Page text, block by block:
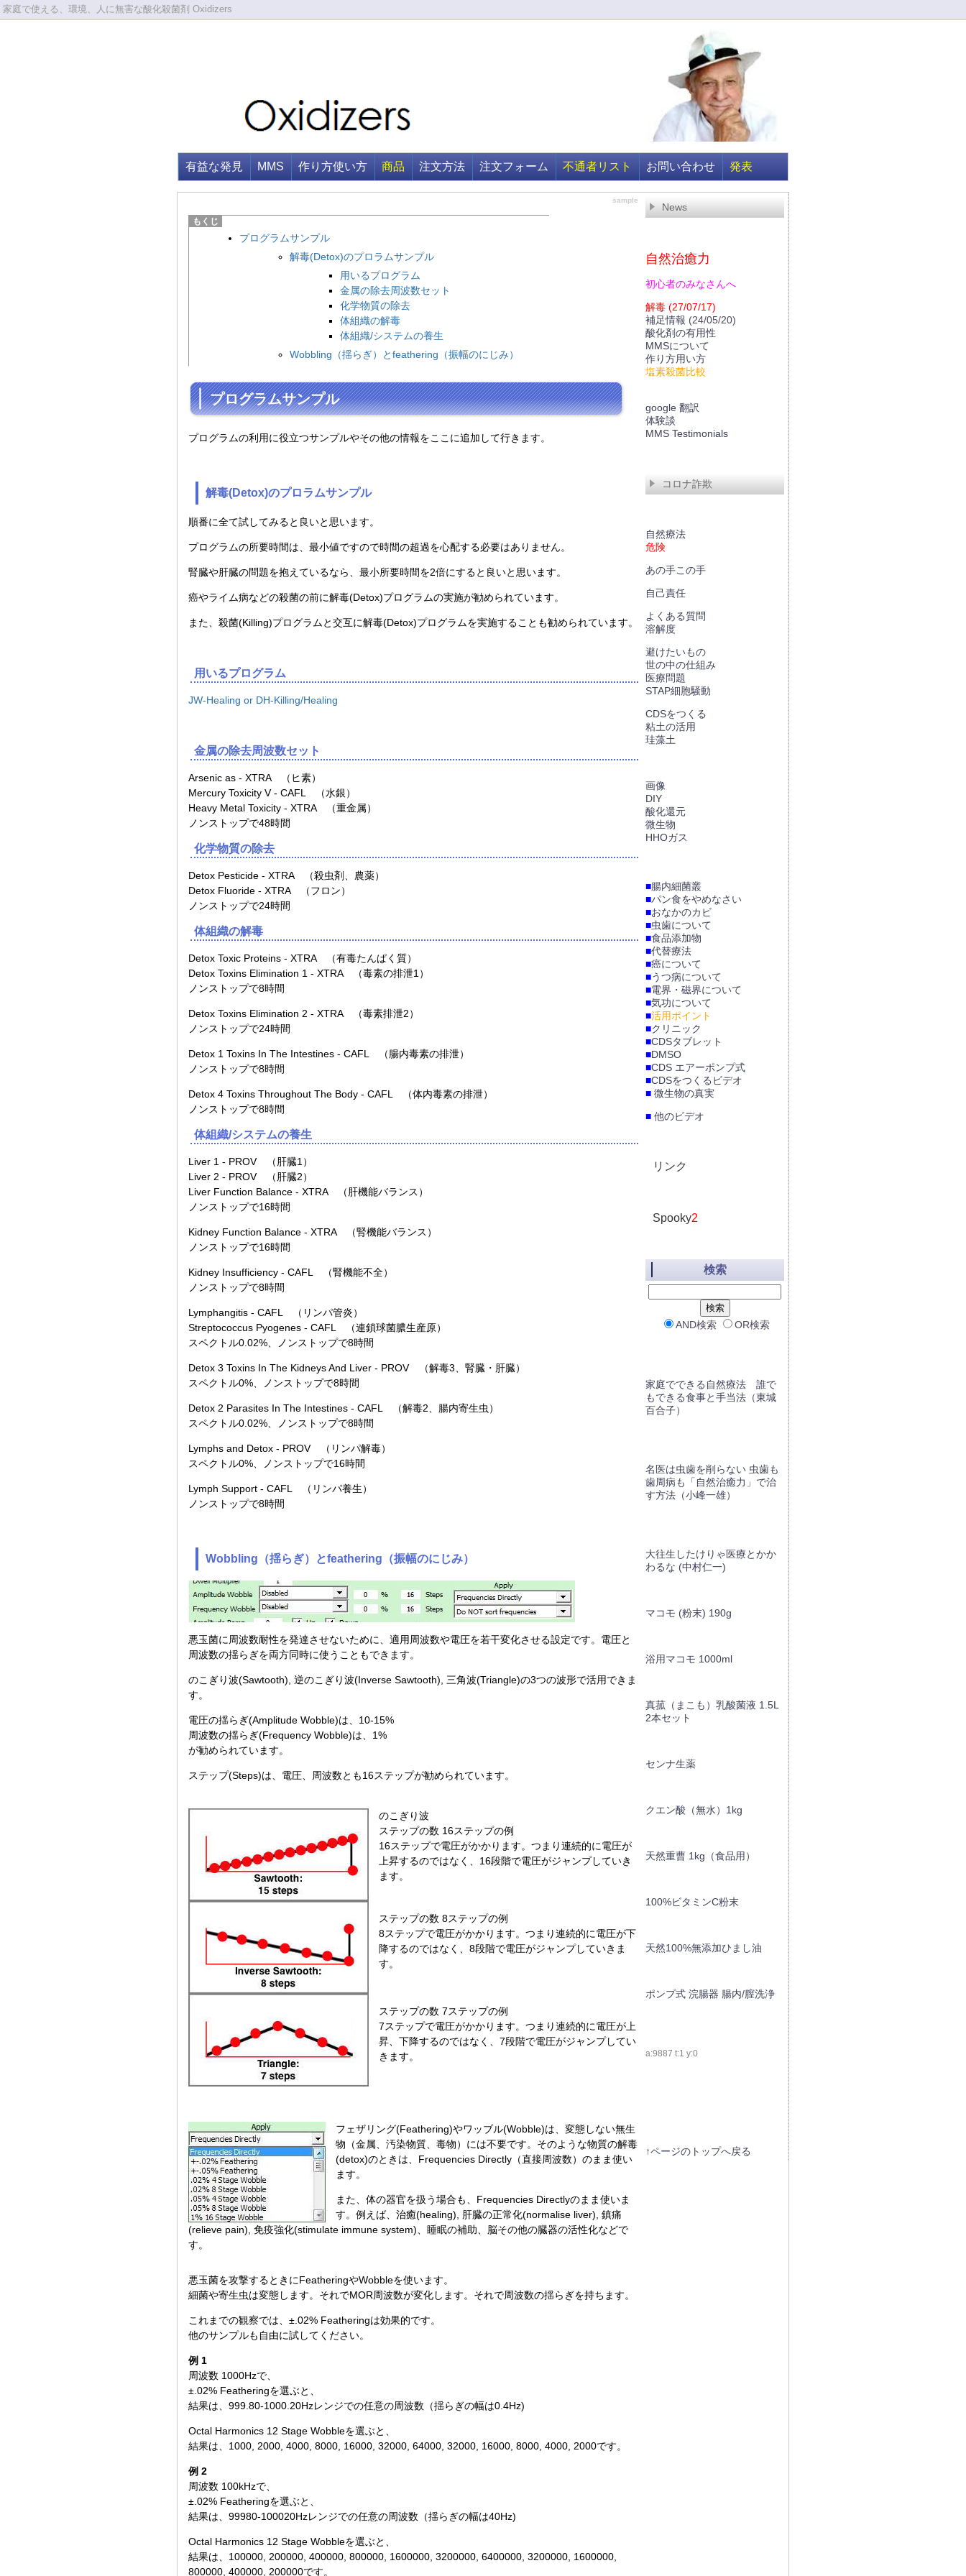
家庭で使える、環境、人に無害な酸化殺菌剤 Oxidizers
有益な発見 MMS 作り方使い方 商品 注文方法 注文フォーム 不通者リスト お問い合わせ 発表
sample
プログラムサンプル
解毒(Detox)のプロラムサンプル
用いるプログラム
金属の除去周波数セット
化学物質の除去
体組織の解毒
体組織/システムの養生
Wobbling（揺らぎ）とfeathering（振幅のにじみ）
プログラムサンプル
プログラムの利用に役立つサンプルやその他の情報をここに追加して行きます。
解毒(Detox)のプロラムサンプル
順番に全て試してみると良いと思います。
プログラムの所要時間は、最小値ですので時間の超過を心配する必要はありません。
腎臓や肝臓の問題を抱えているなら、最小所要時間を2倍にすると良いと思います。
癌やライム病などの殺菌の前に解毒(Detox)プログラムの実施が勧められています。
また、殺菌(Killing)プログラムと交互に解毒(Detox)プログラムを実施することも勧められています。
用いるプログラム
JW-Healing or DH-Killing/Healing
金属の除去周波数セット
Arsenic as - XTRA （ヒ素）
Mercury Toxicity V - CAFL （水銀）
Heavy Metal Toxicity - XTRA （重金属）
ノンストップで48時間
化学物質の除去
Detox Pesticide - XTRA （殺虫剤、農薬）
Detox Fluoride - XTRA （フロン）
ノンストップで24時間
体組織の解毒
Detox Toxic Proteins - XTRA （有毒たんぱく質）
Detox Toxins Elimination 1 - XTRA （毒素の排泄1）
ノンストップで8時間
Detox Toxins Elimination 2 - XTRA （毒素排泄2）
ノンストップで24時間
Detox 1 Toxins In The Intestines - CAFL （腸内毒素の排泄）
ノンストップで8時間
Detox 4 Toxins Throughout The Body - CAFL （体内毒素の排泄）
ノンストップで8時間
体組織/システムの養生
Liver 1 - PROV （肝臓1）
Liver 2 - PROV （肝臓2）
Liver Function Balance - XTRA （肝機能バランス）
ノンストップで16時間
Kidney Function Balance - XTRA （腎機能バランス）
ノンストップで16時間
Kidney Insufficiency - CAFL （腎機能不全）
ノンストップで8時間
Lymphangitis - CAFL （リンパ管炎）
Streptococcus Pyogenes - CAFL （連鎖球菌膿生産原）
スペクトル0.02%、ノンストップで8時間
Detox 3 Toxins In The Kidneys And Liver - PROV （解毒3、腎臓・肝臓）
スペクトル0%、ノンストップで8時間
Detox 2 Parasites In The Intestines - CAFL （解毒2、腸内寄生虫）
スペクトル0.02%、ノンストップで8時間
Lymphs and Detox - PROV （リンパ解毒）
スペクトル0%、ノンストップで16時間
Lymph Support - CAFL （リンパ養生）
ノンストップで8時間
Wobbling（揺らぎ）とfeathering（振幅のにじみ）
悪玉菌に周波数耐性を発達させないために、適用周波数や電圧を若干変化させる設定です。電圧と
周波数の揺らぎを両方同時に使うこともできます。
のこぎり波(Sawtooth), 逆のこぎり波(Inverse Sawtooth), 三角波(Triangle)の3つの波形で活用できま
す。
電圧の揺らぎ(Amplitude Wobble)は、10-15%
周波数の揺らぎ(Frequency Wobble)は、1%
が勧められています。
ステップ(Steps)は、電圧、周波数とも16ステップが勧められています。
のこぎり波
ステップの数 16ステップの例
16ステップで電圧がかかります。つまり連続的に電圧が
上昇するのではなく、16段階で電圧がジャンプしていき
ます。
ステップの数 8ステップの例
8ステップで電圧がかかります。つまり連続的に電圧が下
降するのではなく、8段階で電圧がジャンプしていきま
す。
ステップの数 7ステップの例
7ステップで電圧がかかります。つまり連続的に電圧が上
昇、下降するのではなく、7段階で電圧がジャンプしてい
きます。
フェザリング(Feathering)やワッブル(Wobble)は、変態しない無生
物（金属、汚染物質、毒物）には不要です。そのような物質の解毒
(detox)のときは、Frequencies Directly（直接周波数）のまま使い
ます。
また、体の器官を扱う場合も、Frequencies Directlyのまま使いま
す。例えば、治癒(healing), 肝臓の正常化(normalise liver), 鎮痛
(relieve pain), 免疫強化(stimulate immune system)、睡眠の補助、脳その他の臓器の活性化などで
す。
悪玉菌を攻撃するときにFeatheringやWobbleを使います。
細菌や寄生虫は変態します。それでMOR周波数が変化します。それで周波数の揺らぎを持ちます。
これまでの観察では、±.02% Featheringは効果的です。
他のサンプルも自由に試してください。
例 1
周波数 1000Hzで、
±.02% Featheringを選ぶと、
結果は、999.80-1000.20Hzレンジでの任意の周波数（揺らぎの幅は0.4Hz)
Octal Harmonics 12 Stage Wobbleを選ぶと、
結果は、1000, 2000, 4000, 8000, 16000, 32000, 64000, 32000, 16000, 8000, 4000, 2000です。
例 2
周波数 100kHzで、
±.02% Featheringを選ぶと、
結果は、99980-100020Hzレンジでの任意の周波数（揺らぎの幅は40Hz)
Octal Harmonics 12 Stage Wobbleを選ぶと、
結果は、100000, 200000, 400000, 800000, 1600000, 3200000, 6400000, 3200000, 1600000,
800000, 400000, 200000です。
News
自然治癒力
初心者のみなさんへ
解毒 (27/07/17)
補足情報 (24/05/20)
酸化剤の有用性
MMSについて
作り方用い方
塩素殺菌比較
google 翻訳
体験談
MMS Testimonials
コロナ詐欺
自然療法
危険
あの手この手
自己責任
よくある質問
溶解度
避けたいもの
世の中の仕組み
医療問題
STAP細胞騒動
CDSをつくる
粘土の活用
珪藻土
画像
DIY
酸化還元
微生物
HHOガス
■腸内細菌叢
■パン食をやめなさい
■おなかのカビ
■虫歯について
■食品添加物
■代替療法
■癌について
■うつ病について
■電界・磁界について
■気功について
■活用ポイント
■クリニック
■CDSタブレット
■DMSO
■CDS エアーポンプ式
■CDSをつくるビデオ
■ 微生物の真実
■ 他のビデオ
リンク
Spooky2
検索
AND検索 OR検索
家庭でできる自然療法 誰で
もできる食事と手当法（東城
百合子）
名医は虫歯を削らない 虫歯も
歯周病も「自然治癒力」で治
す方法（小峰一雄）
大往生したけりゃ医療とかか
わるな (中村仁一)
マコモ (粉末) 190g
浴用マコモ 1000ml
真菰（まこも）乳酸菌液 1.5L
2本セット
センナ生薬
クエン酸（無水）1kg
天然重曹 1kg（食品用）
100%ビタミンC粉末
天然100%無添加ひまし油
ポンプ式 浣腸器 腸内/膣洗浄
a:9887 t:1 y:0
↑ページのトップへ戻る